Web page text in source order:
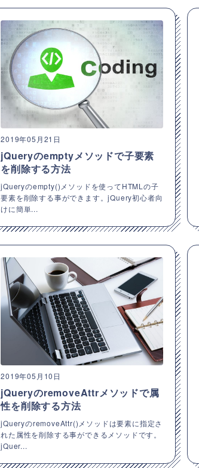
2019年05月21日
jQueryのemptyメソッドで子要素
を削除する方法
jQueryのempty()メソッドを使ってHTMLの子
要素を削除する事ができます。jQuery初心者向
けに簡単...
2019年05月10日
jQueryのremoveAttrメソッドで属
性を削除する方法
jQueryのremoveAttr()メソッドは要素に指定さ
れた属性を削除する事ができるメソッドです。
jQuer...